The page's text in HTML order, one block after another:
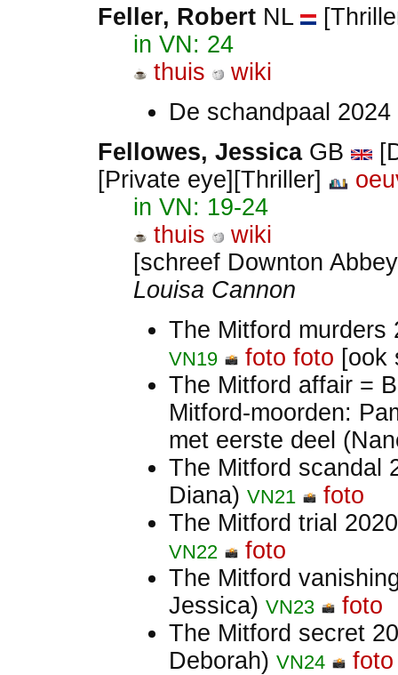
Feller, Robert NL
in VN: 24
thuis
wiki
De schandpaal 2024
Fellowes, JessicaGB
[Private eye][Thriller]
in VN: 19-24
thuis
wiki
[schreef Downton
Louisa Cannon
The Mitford murders
VN19 foto foto [ook
The Mitford affair =
Mitford-moorden:
met eerste deel
The Mitford scandal
Diana) VN21
foto
The Mitford trial
VN22
foto
The Mitford
Jessica) VN23
foto
The Mitford secret
Deborah) VN24
foto